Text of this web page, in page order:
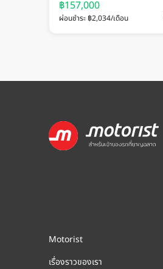
฿157,000
ผ่อนชำระ ฿2,034/เดือน
Motorist
เรื่องราวของเรา